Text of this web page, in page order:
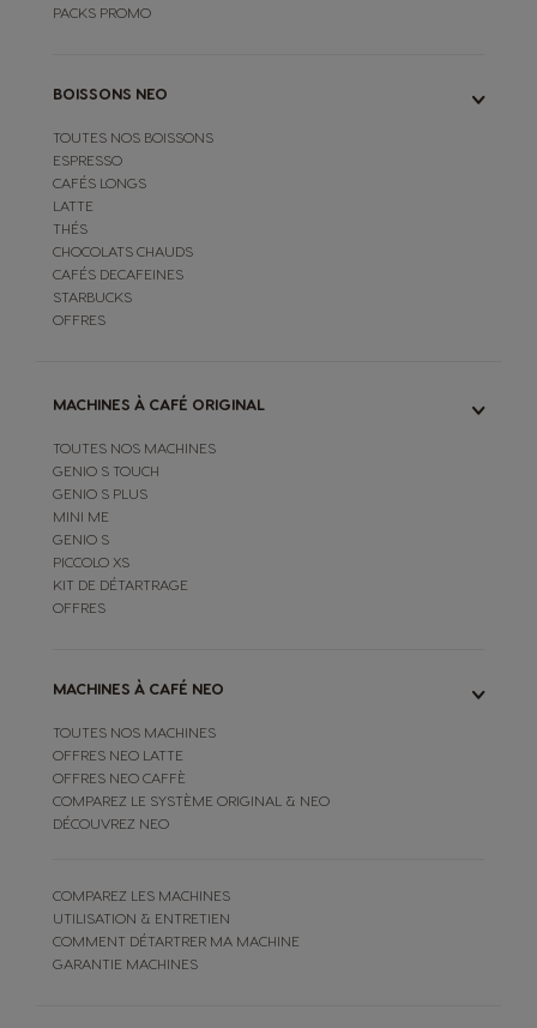
PACKS PROMO
BOISSONS NEO
TOUTES NOS BOISSONS
ESPRESSO
CAFÉS LONGS
LATTE
THÉS
CHOCOLATS CHAUDS
CAFÉS DECAFEINES
STARBUCKS
OFFRES
MACHINES À CAFÉ ORIGINAL
TOUTES NOS MACHINES
GENIO S TOUCH
GENIO S PLUS
MINI ME
GENIO S
PICCOLO XS
KIT DE DÉTARTRAGE
OFFRES
MACHINES À CAFÉ NEO
TOUTES NOS MACHINES
OFFRES NEO LATTE
OFFRES NEO CAFFÈ
COMPAREZ LE SYSTÈME ORIGINAL & NEO
DÉCOUVREZ NEO
COMPAREZ LES MACHINES
UTILISATION & ENTRETIEN
COMMENT DÉTARTRER MA MACHINE
GARANTIE MACHINES